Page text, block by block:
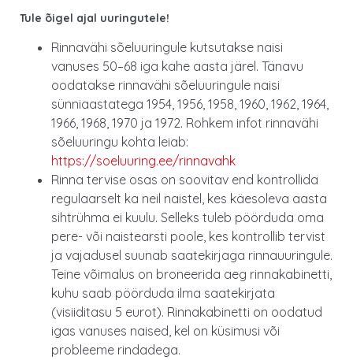
Tule õigel ajal uuringutele!
Rinnavähi sõeluuringule kutsutakse naisi
vanuses 50–68 iga kahe aasta järel. Tänavu
oodatakse rinnavähi sõeluuringule naisi
sünniaastatega 1954, 1956, 1958, 1960, 1962, 1964,
1966, 1968, 1970 ja 1972. Rohkem infot rinnavähi
sõeluuringu kohta leiab:
https://soeluuring.ee/rinnavahk
Rinna tervise osas on soovitav end kontrollida
regulaarselt ka neil naistel, kes käesoleva aasta
sihtrühma ei kuulu. Selleks tuleb pöörduda oma
pere- või naistearsti poole, kes kontrollib tervist
ja vajadusel suunab saatekirjaga rinnauuringule.
Teine võimalus on broneerida aeg rinnakabinetti,
kuhu saab pöörduda ilma saatekirjata
(visiiditasu 5 eurot). Rinnakabinetti on oodatud
igas vanuses naised, kel on küsimusi või
probleeme rindadega.